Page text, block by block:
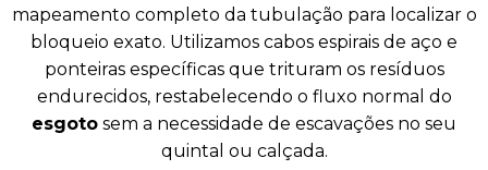
mapeamento completo da tubulação para localizar o
bloqueio exato. Utilizamos cabos espirais de aço e
ponteiras específicas que trituram os resíduos
endurecidos, restabelecendo o fluxo normal do
esgoto sem a necessidade de escavações no seu
quintal ou calçada.